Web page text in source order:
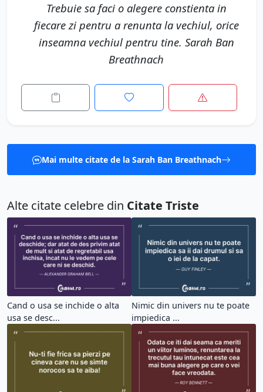
Trebuie sa faci o alegere constienta in
fiecare zi pentru a renunta la vechiul, orice
inseamna vechiul pentru tine. Sarah Ban
Breathnach
Mai multe citate de la Sarah Ban Breathnach
Alte citate celebre din Citate Triste
Cand o usa se inchide o alta
usa se desc...
Nimic din univers nu te poate
impiedica ...